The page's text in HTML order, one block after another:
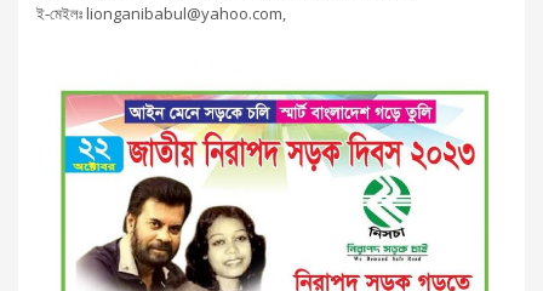
ই-মেইলঃ lionganibabul@yahoo.com,